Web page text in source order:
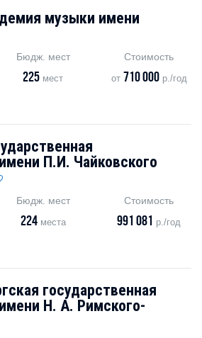
музыки имени
Бюдж. мест
225 мест
Стоимость
от 710 000р./год
П.И. Чайковского
Бюдж. мест
224места
Стоимость
991 081 р./год
государственная
Н. А. Римского-